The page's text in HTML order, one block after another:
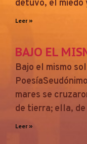
detuvo, el miedo
Leer »
BAJO EL
Bajo el mismo
mares se
de tierra; ella,
Leer »